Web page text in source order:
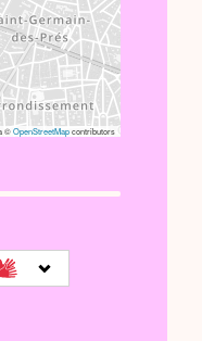
©OpenStreetMapcontributors